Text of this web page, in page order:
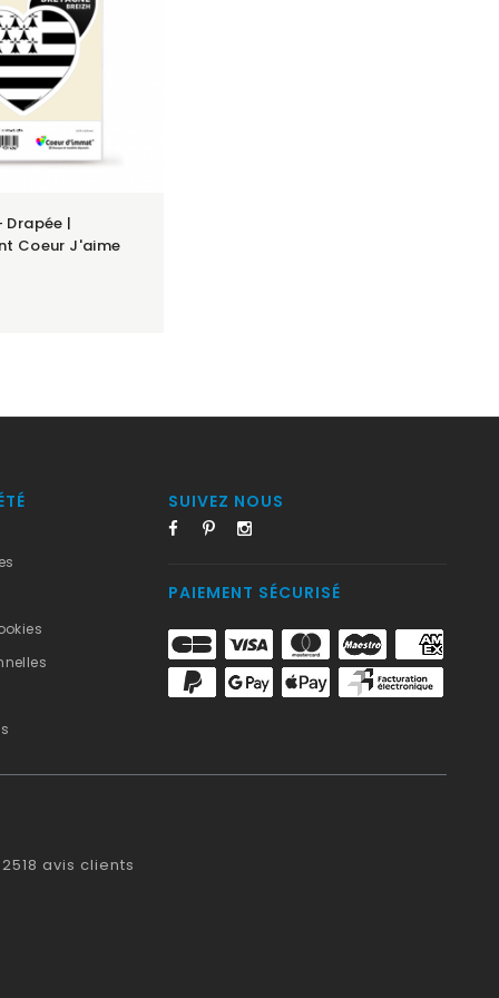
|
Coeur J'aime
SUIVEZ NOUS
PAIEMENT SÉCURISÉ
avis clients